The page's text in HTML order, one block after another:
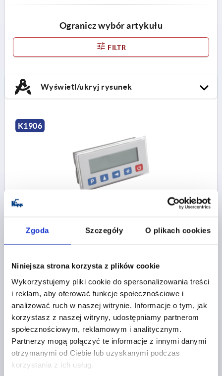
Zgoda Szczegóły O plikach cookies
Niniejsza strona korzysta z plików cookie
Wykorzystujemy pliki cookie do spersonalizowania treści
i reklam, aby oferować funkcje społecznościowe i
analizować ruch w naszej witrynie. Informacje o tym, jak
korzystasz z naszej witryny, udostępniamy partnerom
społecznościowym, reklamowym i analitycznym.
Partnerzy mogą połączyć te informacje z innymi danymi
otrzymanymi od Ciebie lub uzyskanymi podczas
korzystania z ich usług.
Ogranicz wybór artykułu
FILTR
Wyświetl/ukryj rysunek
1) Przyłącze czujnika
2) Przegródka na baterie
K1906
WSKAZNIK POLOZENIA ZASILANIE BATERYJNE
NAZWA=WSKAZNIK POLOZENIA
1 868,74 PLN
plus VAT
plus koszty wysyłki
SZCZEGÓŁY
SZCZEGÓŁY PRODUKTU
CAD